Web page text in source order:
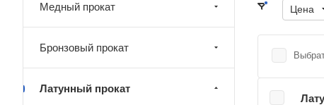
Цена
Медный прокат
Бронзовый прокат
Латунный прокат